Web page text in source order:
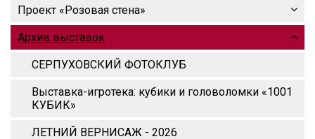
Проект «Розовая стена»
Архив выставок
СЕРПУХОВСКИЙ ФОТОКЛУБ
Выставка-игротека: кубики и головоломки «1001
КУБИК»
ЛЕТНИЙ ВЕРНИСАЖ - 2026